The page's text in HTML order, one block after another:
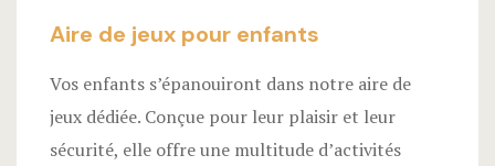
Aire de jeux pour enfants
Vos enfants s’épanouiront dans notre aire de
jeux dédiée. Conçue pour leur plaisir et leur
sécurité, elle offre une multitude d’activités